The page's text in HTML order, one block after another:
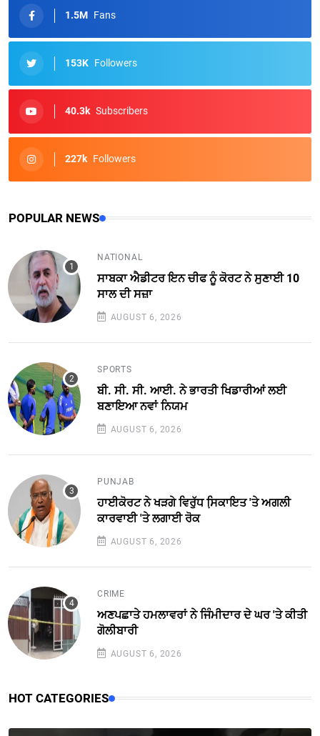
1.5M Fans
153K Followers
40.3k Subscribers
227k Followers
POPULAR NEWS
NATIONAL
ਸਾਬਕਾ ਐਡੀਟਰ ਇਨ ਚੀਫ ਨੂੰ ਕੋਰਟ ਨੇ ਸੁਣਾਈ 10
ਸਾਲ ਦੀ ਸਜ਼ਾ
AUGUST 6, 2026
SPORTS
ਬੀ. ਸੀ. ਸੀ. ਆਈ. ਨੇ ਭਾਰਤੀ ਖਿਡਾਰੀਆਂ ਲਈ
ਬਣਾਇਆ ਨਵਾਂ ਨਿਯਮ
AUGUST 6, 2026
PUNJAB
ਹਾਈਕੋਰਟ ਨੇ ਖੜਗੇ ਵਿਰੁੱਧ ਸਿ਼ਕਾਇਤ 'ਤੇ ਅਗਲੀ
ਕਾਰਵਾਈ 'ਤੇ ਲਗਾਈ ਰੋਕ
AUGUST 6, 2026
CRIME
ਅਣਪਛਾਤੇ ਹਮਲਾਵਰਾਂ ਨੇ ਜਿੰਮੀਦਾਰ ਦੇ ਘਰ 'ਤੇ ਕੀਤੀ
ਗੋਲੀਬਾਰੀ
AUGUST 6, 2026
HOT CATEGORIES